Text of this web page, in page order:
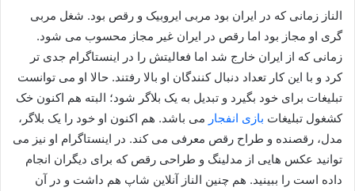
الناز زمانی که در ایران بود مربی ایروبیک و رقص بود. شغل مربی
گری او مجاز بود اما رقص در ایران غیر مجاز محسوب می شود.
زمانی که از ایران خارج شد اما فعالیتش را در اینستاگرام جدی تر
کرد و با این کار تعداد دنبال کنندگان او بالا رفتند. حالا او می توانست
تبلیغات برای خود بگیرد و تبدیل به یک بلاگر شود؛ البته هم اکنون خک
کشغول تبلیغات بازی انفجار می باشد. هم اکنون او خود را یک بلاگر،
مدل، رقصنده و طراح رقص معرفی می کند. در اینستاگرام او نیز می
توانید عکس هایی از مدلینگ و طراحی رقص که برای دیگران انجام
داده است را ببینید. هم چنین الناز آنلاین شاپ هم داشت و در آن